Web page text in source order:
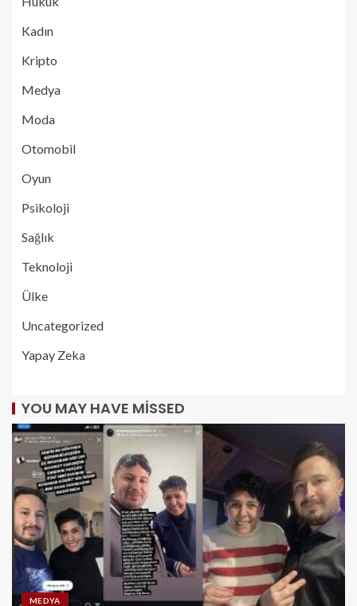
Kadın
Kripto
Medya
Moda
Otomobil
Oyun
Psikoloji
Sağlık
Teknoloji
Ülke
Uncategorized
Yapay Zeka
YOU MAY HAVE MISSED
MEDYA